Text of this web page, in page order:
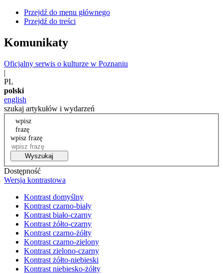
Przejdź do menu głównego
Przejdź do treści
Komunikaty
Oficjalny serwis o kulturze w Poznaniu
|
PL
polski
english
szukaj artykułów i wydarzeń
wpisz
frazę
wpisz frazę
Wyszukaj
Dostępność
Wersja kontrastowa
Kontrast domyślny
Kontrast czarno-biały
Kontrast biało-czarny
Kontrast żółto-czarny
Kontrast czarno-żółty
Kontrast czarno-zielony
Kontrast zielono-czarny
Kontrast żółto-niebieski
Kontrast niebiesko-żółty